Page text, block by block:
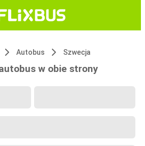
Autobus Szwecja
w obie strony